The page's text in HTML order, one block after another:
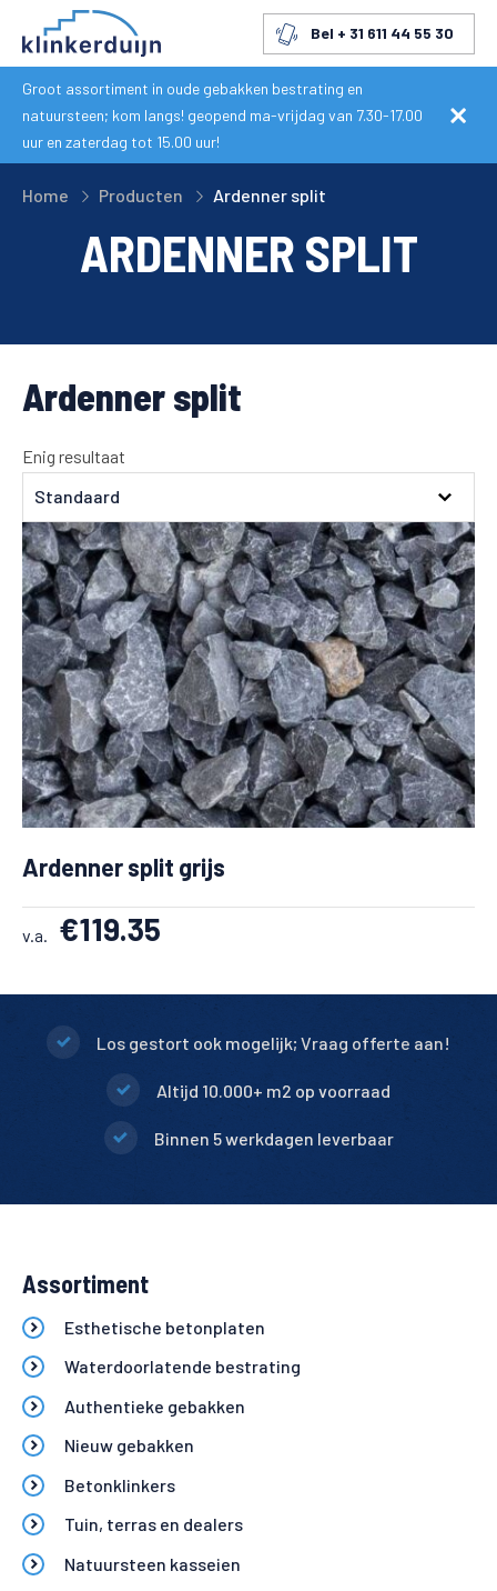
Bel + 31 611 44 55 30
Groot assortiment in oude gebakken bestrating en
natuursteen; kom langs! geopend ma-vrijdag van 7.30-17.00
uur en zaterdag tot 15.00 uur!
Home Producten Ardenner split
ARDENNER SPLIT
Ardenner split
Enig resultaat
Ardenner split grijs
v.a. €119.35
Los gestort ook mogelijk; Vraag offerte aan!
Altijd 10.000+ m2 op voorraad
Binnen 5 werkdagen leverbaar
Assortiment
Esthetische betonplaten
Waterdoorlatende bestrating
Authentieke gebakken
Nieuw gebakken
Betonklinkers
Tuin, terras en dealers
Natuursteen kasseien